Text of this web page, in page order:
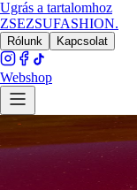
Ugrás a tartalomhoz
ZSEZSUFASHION.
Rólunk Kapcsolat
Webshop